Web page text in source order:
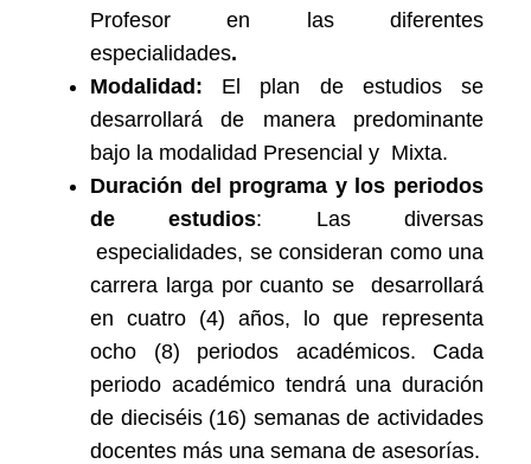
Profesor en las diferentes
especialidades.
Modalidad: El plan de estudios se
desarrollará de manera predominante
bajo la modalidad Presencial y Mixta.
Duración del programa y los periodos
de estudios: Las diversas
especialidades, se consideran como una
carrera larga por cuanto se desarrollará
en cuatro (4) años, lo que representa
ocho (8) periodos académicos. Cada
periodo académico tendrá una duración
de dieciséis (16) semanas de actividades
docentes más una semana de asesorías.